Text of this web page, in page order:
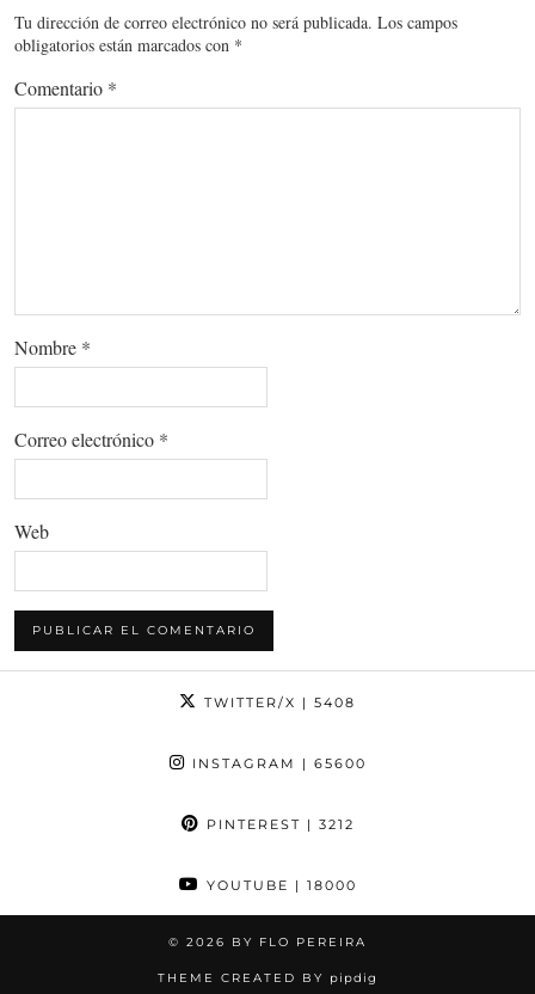
Tu dirección de correo electrónico no será publicada. Los campos
obligatorios están marcados con *
Comentario *
Nombre *
Correo electrónico *
Web
TWITTER/X | 5408
INSTAGRAM | 65600
PINTEREST | 3212
YOUTUBE | 18000
© 2026 BY FLO PEREIRA
THEME CREATED BY pipdig